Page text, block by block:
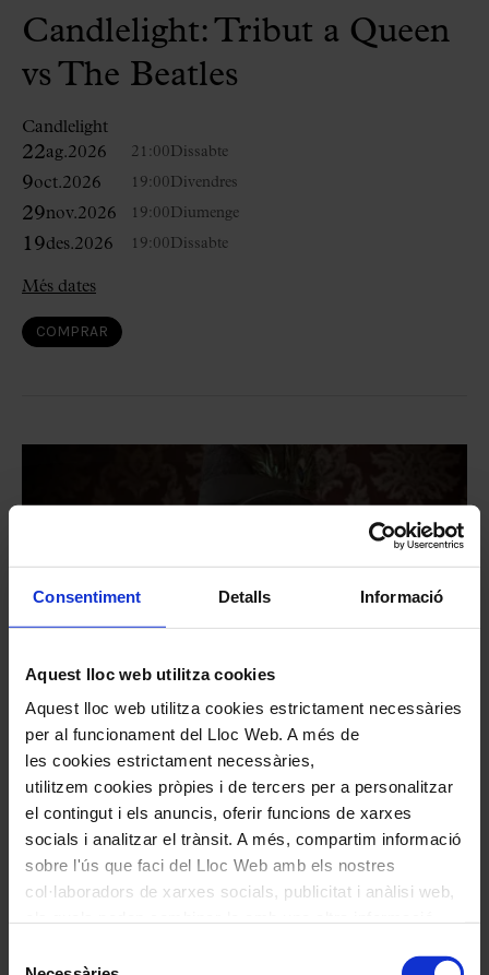
Consentiment Detalls Informació
Aquest lloc web utilitza cookies
Aquest lloc web utilitza cookies estrictament necessàries
per al funcionament del Lloc Web. A més de
les cookies estrictament necessàries,
utilitzem cookies pròpies i de tercers per a personalitzar
el contingut i els anuncis, oferir funcions de xarxes
socials i analitzar el trànsit. A més, compartim informació
sobre l'ús que faci del Lloc Web amb els nostres
col·laboradors de xarxes socials, publicitat i anàlisi web,
de l'ús que hagi fet dels seus serveis. En el quadre
Candlelight: Tribut a Queen
vs The Beatles
Candlelight
22ag.2026 21:00Dissabte
9oct.2026 19:00Divendres
29nov.2026 19:00Diumenge
19des.2026 19:00Dissabte
Més dates
COMPRAR
#òpera
La traviata, de G. Verdi
Òpera escenificada en dos actes
Cicle d'òpera NovAria
23ag. 2026 18:00 Diumenge
17 oct.2026 19:00 Dissabte